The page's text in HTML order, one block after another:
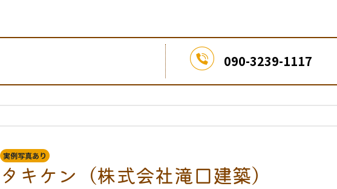
090-3239-1117
実例写真あり
タキケン（株式会社滝口建築）